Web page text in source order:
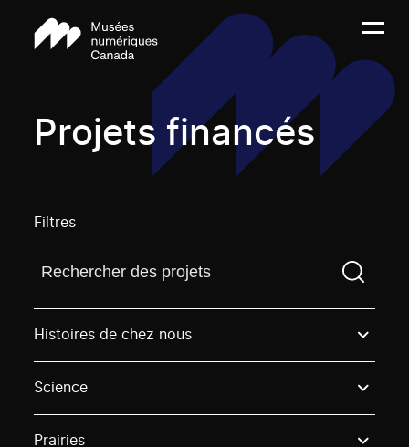
Projets financés
Filtres
Trouvez un projetVous devez saisir un terme de
Histoires de chez nous
Science
Prairies